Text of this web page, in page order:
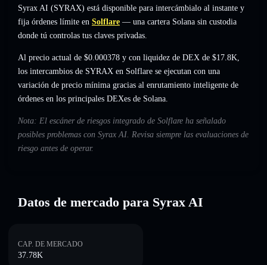
Syrax AI (SYRAX) está disponible para intercámbialo al instante y
fija órdenes límite en Solflare — una cartera Solana sin custodia
donde tú controlas tus claves privadas.
Al precio actual de $0.000378 y con liquidez de DEX de $17.8K,
los intercambios de SYRAX en Solflare se ejecutan con una
variación de precio mínima gracias al enrutamiento inteligente de
órdenes en los principales DEXes de Solana.
Nota: El escáner de riesgos integrado de Solflare ha señalado
posibles problemas con Syrax AI. Revisa siempre las evaluaciones de
riesgo antes de operar.
Datos de mercado para Syrax AI
CAP. DE MERCADO
37.78K